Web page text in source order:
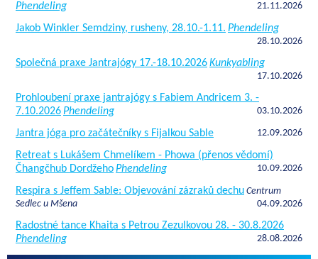
Phendeling
21.11.2026
Jakob Winkler Semdziny, rusheny, 28.10.-1.11. Phendeling
28.10.2026
Společná praxe Jantrajógy 17.-18.10.2026Kunkyabling
17.10.2026
Prohloubení praxe jantrajógy s Fabiem Andricem 3. -
7.10.2026Phendeling 03.10.2026
Jantra jóga pro začátečníky s Fijalkou Sable 12.09.2026
Retreat s Lukášem Chmelíkem - Phowa (přenos vědomí)
Čhangčhub DordžehoPhendeling 10.09.2026
Respira s Jeffem Sable: Objevování zázraků dechu Centrum
Sedlec u Mšena
04.09.2026
Radostné tance Khaita s Petrou Zezulkovou 28. - 30.8.2026
Phendeling
28.08.2026